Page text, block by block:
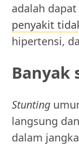
adalah
penyakit
hipertensi,
Banyak
Stunting
langsung
dalam